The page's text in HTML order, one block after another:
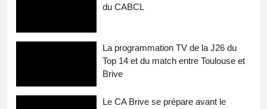
du CABCL
La programmation TV de la J26 du
Top 14 et du match entre Toulouse et
Brive
Le CA Brive se prépare avant le